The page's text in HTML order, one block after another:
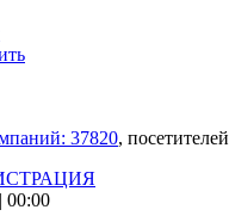
37820, посетителей
| 00:00